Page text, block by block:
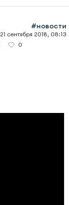
#новости
21 сентября 2018, 08:13
0